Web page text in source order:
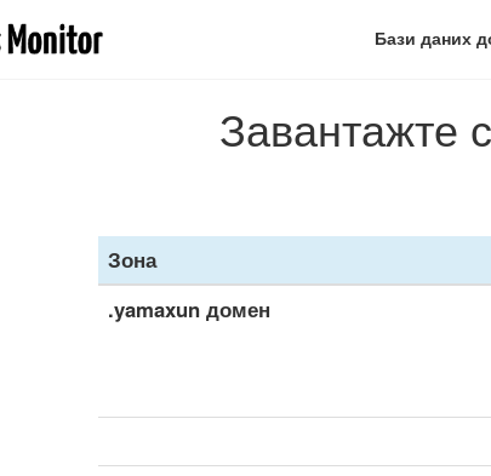
Бази даних
Завантажте
Зона
.yamaxun домен